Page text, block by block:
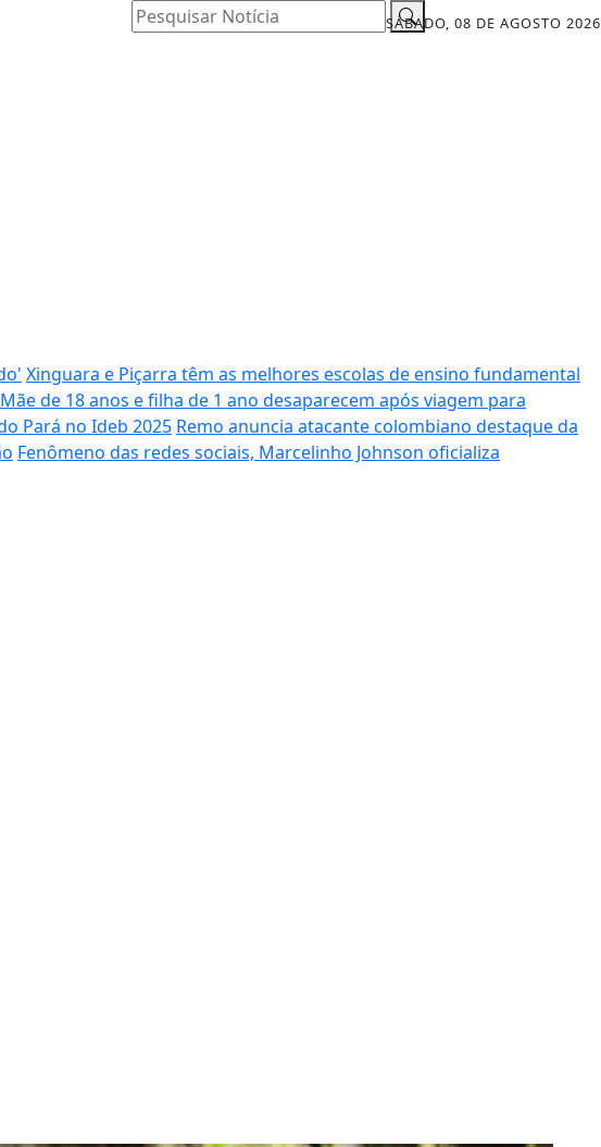
SÁBADO, 08 DE AGOSTO 2026
Pesquisar Notícia
Xinguara e Piçarra têm as melhores escolas de ensino fundamental
Mãe de 18 anos e filha de 1 ano desaparecem após viagem para
Pará no Ideb 2025 Remo anuncia atacante colombiano destaque da
Fenômeno das redes sociais, Marcelinho Johnson oficializa